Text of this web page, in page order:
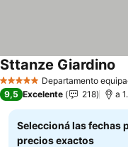
5 Estrellas Departamento
Sttanze Giardino
9,5 Excelente 218 a
Seleccioná las fechas
precios exactos